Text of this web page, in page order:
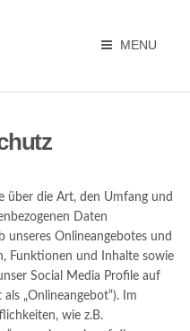
MENU
über die Art, den Umfang und
Daten
unseres Onlineangebotes und
Funktionen und Inhalte sowie
Social Media Profile auf
„Onlineangebot“). Im
wie z.B.